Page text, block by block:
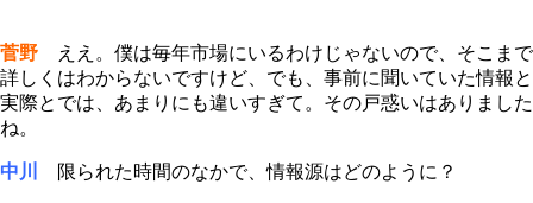
菅野 ええ。僕は毎年市場にいるわけじゃないので、そこまで
詳しくはわからないですけど、でも、事前に聞いていた情報と
実際とでは、あまりにも違いすぎて。その戸惑いはありました
ね。
中川 限られた時間のなかで、情報源はどのように？